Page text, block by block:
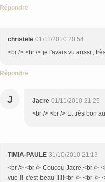
Répondre
christele 01/11/2010 20:54
<br /> <br /> je l'avais vu aussi ,
Répondre
J Jacre 01/11/2010 21:25
<br /> <br /> Et très bon
TIMIA-PAULE 31/10/2010 21:13
<br /> <br /> Coucou Jacre,<br />
vue !! c'est beau !!!!!<br /> <br />